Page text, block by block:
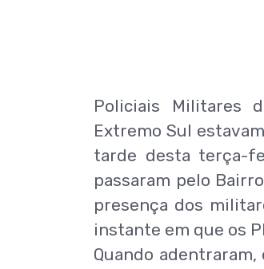
Policiais Militares
Extremo Sul
tarde desta terça-
passaram pelo
presença dos
instante em que os
Quando